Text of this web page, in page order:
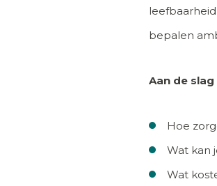
bepalen
Aan de
Hoe
Wat kan
Wat